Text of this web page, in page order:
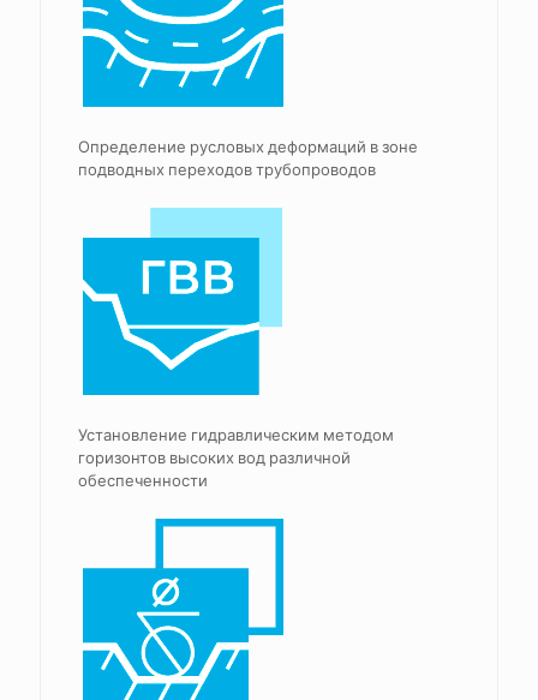
Определение русловых деформаций в зоне
подводных переходов трубопроводов
Установление гидравлическим методом
горизонтов высоких вод различной
обеспеченности